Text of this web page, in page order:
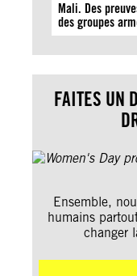
Mali. Des
des groupes
FAITES UN
Ensemble,
humains
changer